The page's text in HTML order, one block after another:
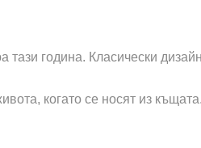
година. Класически
когато се носят из къщата.